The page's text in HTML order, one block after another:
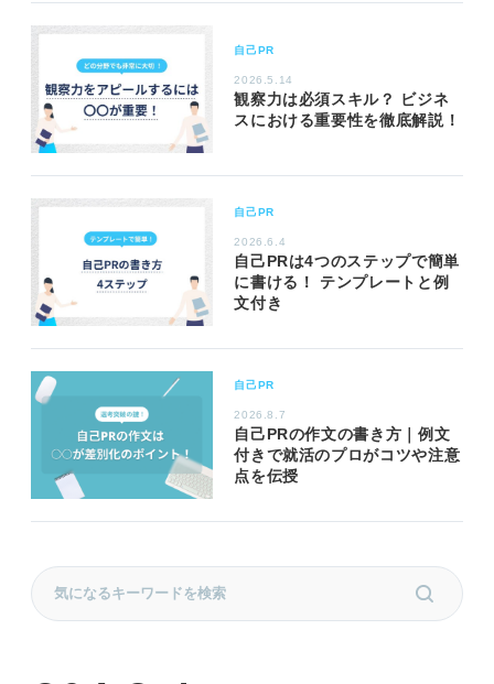
自己PR
2026.5.14
観察力は必須スキル？ ビジネ
スにおける重要性を徹底解説！
自己PR
2026.6.4
自己PRは4つのステップで簡単
に書ける！ テンプレートと例
文付き
自己PR
2026.8.7
自己PRの作文の書き方｜例文
付きで就活のプロがコツや注意
点を伝授